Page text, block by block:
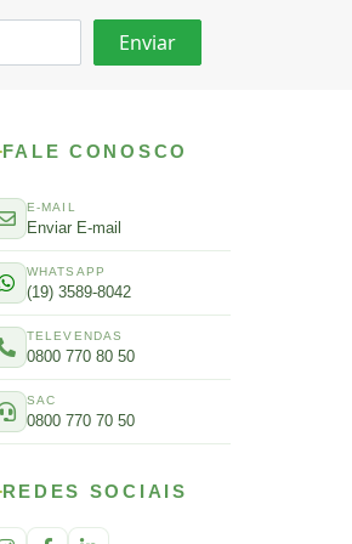
FALE CONOSCO
E-MAIL
Enviar E-mail
WHATSAPP
(19) 3589-8042
TELEVENDAS
0800 770 80 50
SAC
0800 770 70 50
REDES SOCIAIS